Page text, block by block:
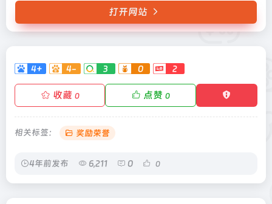
打开网站
4+ 4- 3 0 2
收藏 0 点赞 0
相关标签： 奖励荣誉
4年前发布 6,211 0 0